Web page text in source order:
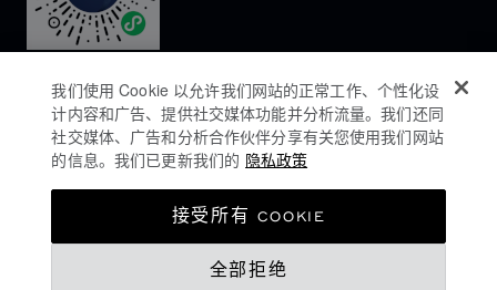
COOKIES政策
我们使用 Cookie 以允许我们网站的正常工作、个性化设
计内容和广告、提供社交媒体功能并分析流量。我们还同
社交媒体、广告和分析合作伙伴分享有关您使用我们网站
的信息。我们已更新我们的 隐私政策
全部拒绝
接受所有 COOKIE